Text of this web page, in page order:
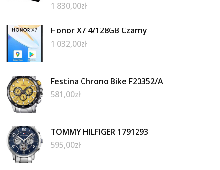
1 830,00zł
Honor X7 4/128GB Czarny
1 032,00zł
Festina Chrono Bike F20352/A
581,00zł
TOMMY HILFIGER 1791293
595,00zł